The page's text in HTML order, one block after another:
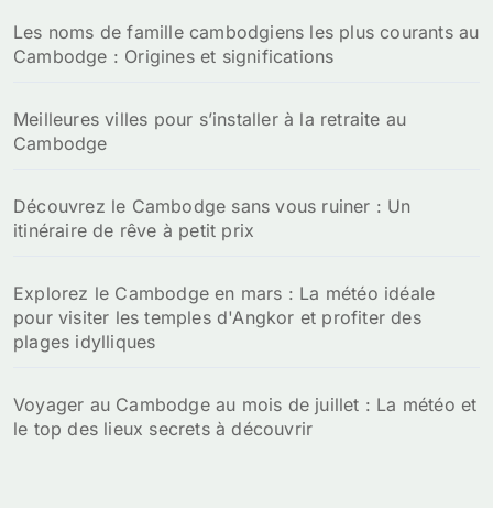
Les noms de famille cambodgiens les plus courants au
Cambodge : Origines et significations
Meilleures villes pour s’installer à la retraite au
Cambodge
Découvrez le Cambodge sans vous ruiner : Un
itinéraire de rêve à petit prix
Explorez le Cambodge en mars : La météo idéale
pour visiter les temples d'Angkor et profiter des
plages idylliques
Voyager au Cambodge au mois de juillet : La météo et
le top des lieux secrets à découvrir